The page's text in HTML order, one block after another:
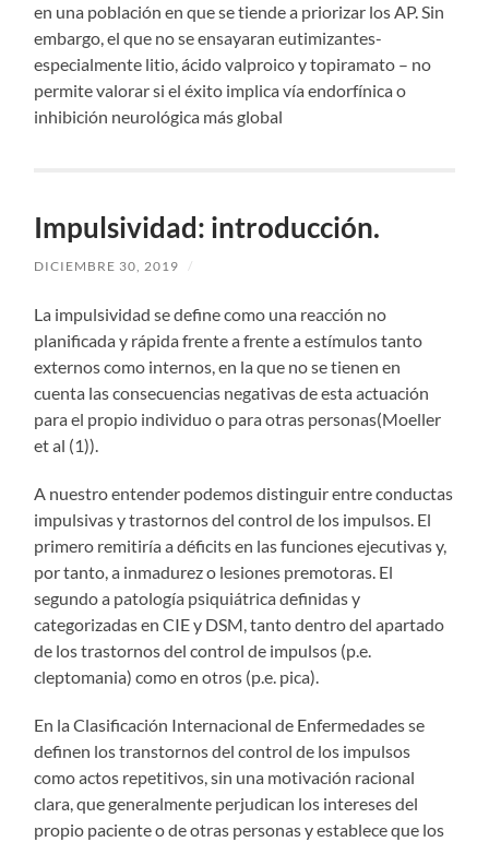
en una población en que se tiende a priorizar los AP. Sin
embargo, el que no se ensayaran eutimizantes-
especialmente litio, ácido valproico y topiramato – no
permite valorar si el éxito implica vía endorfínica o
inhibición neurológica más global
Impulsividad: introducción.
DICIEMBRE 30, 2019 /
La impulsividad se define como una reacción no
planificada y rápida frente a frente a estímulos tanto
externos como internos, en la que no se tienen en
cuenta las consecuencias negativas de esta actuación
para el propio individuo o para otras personas(Moeller
et al (1)).
A nuestro entender podemos distinguir entre conductas
impulsivas y trastornos del control de los impulsos. El
primero remitiría a déficits en las funciones ejecutivas y,
por tanto, a inmadurez o lesiones premotoras. El
segundo a patología psiquiátrica definidas y
categorizadas en CIE y DSM, tanto dentro del apartado
de los trastornos del control de impulsos (p.e.
cleptomania) como en otros (p.e. pica).
En la Clasificación Internacional de Enfermedades se
definen los transtornos del control de los impulsos
como actos repetitivos, sin una motivación racional
clara, que generalmente perjudican los intereses del
propio paciente o de otras personas y establece que los